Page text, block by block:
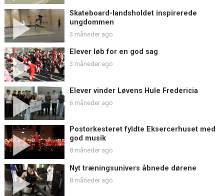
Skateboard-landsholdet inspirerede
ungdommen
3 måneder ago
Elever løb for en god sag
3 måneder ago
Elever vinder Løvens Hule Fredericia
6 måneder ago
Postorkesteret fyldte Eksercerhuset med
god musik
8 måneder ago
Nyt træningsunivers åbnede dørene
8 måneder ago